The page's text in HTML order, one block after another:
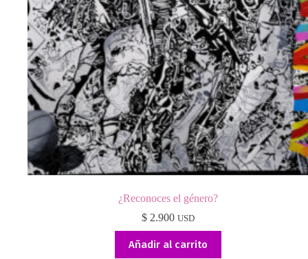
¿Reconoces el género?
$2.900 USD
Añadir al carrito